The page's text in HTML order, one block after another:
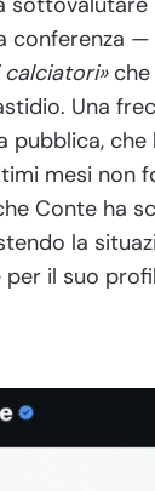
conferenza
calciatori»che
Una
pubblica, che
mesi non
Conte ha
la
per il suo